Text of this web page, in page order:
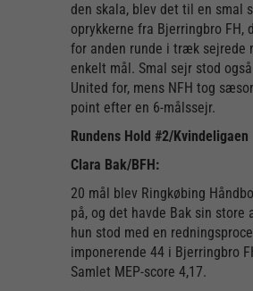
den skala, blev det til en smal
oprykkerne fra Bjerringbro FH,
for anden runde i træk sejrede
enkelt mål. Smal sejr stod
United for, mens NFH tog
point efter en 6-målssejr.
Rundens Hold #2/Kvindeligaen
Clara Bak/BFH:
20 mål blev Ringkøbing
på, og det havde Bak sin store
hun stod med en
imponerende 44 i Bjerringbro
Samlet MEP-score 4,17.